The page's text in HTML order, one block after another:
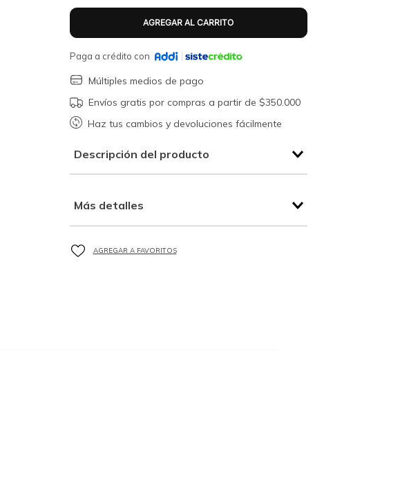
Paga a crédito con
Múltiples medios de pago
Envíos gratis por compras a partir de $350.000
Haz tus cambios y devoluciones fácilmente
Descripción del producto
Más detalles